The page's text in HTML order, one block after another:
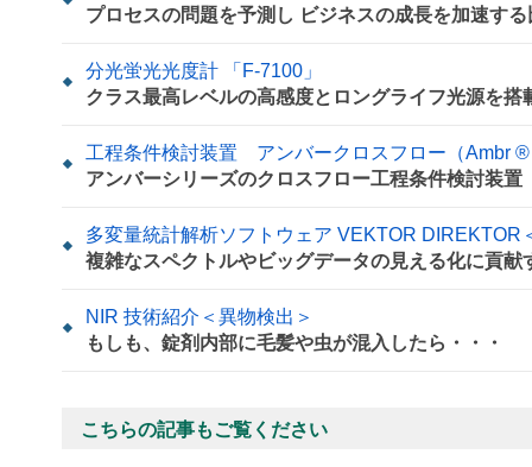
プロセスの問題を予測し ビジネスの成長を加速す
分光蛍光光度計 「F-7100」
クラス最高レベルの高感度とロングライフ光源を搭
工程条件検討装置 アンバークロスフロー（Ambr
アンバーシリーズのクロスフロー工程条件検討装置
多変量統計解析ソフトウェア VEKTOR DIREKTOR
複雑なスペクトルやビッグデータの見える化に貢
NIR 技術紹介＜異物検出＞
もしも、錠剤内部に毛髪や虫が混入したら・・・
こちらの記事もご覧ください